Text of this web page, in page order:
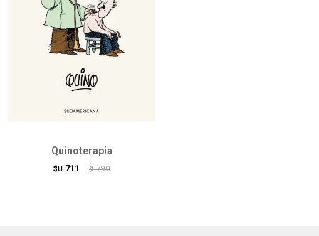
Quinoterapia
$U 711 $U 790